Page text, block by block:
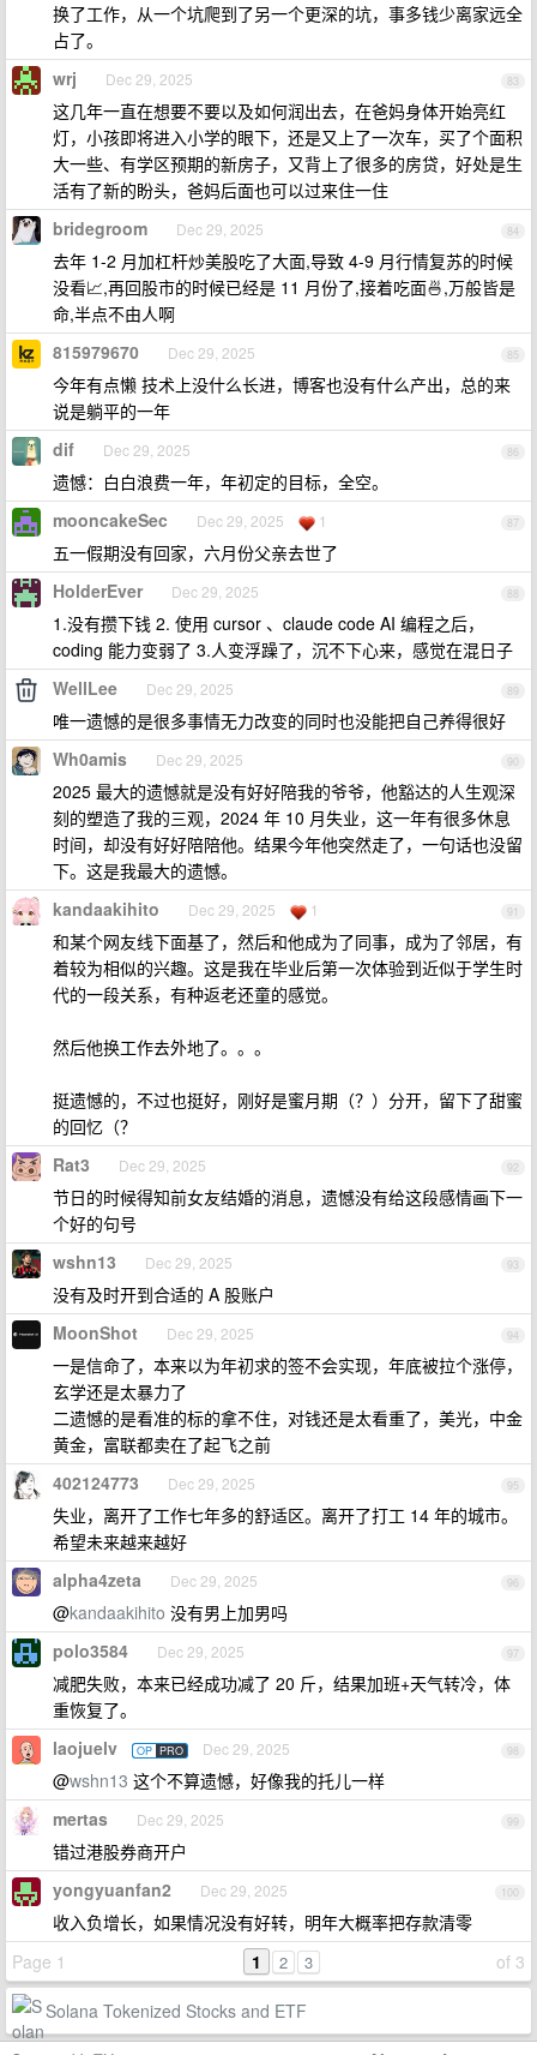
换了工作，从一个坑爬到了另一个更深的坑，事多钱少离家远全
占了。
83
wrj Dec 29, 2025
这几年一直在想要不要以及如何润出去，在爸妈身体开始亮红
灯，小孩即将进入小学的眼下，还是又上了一次车，买了个面积
大一些、有学区预期的新房子，又背上了很多的房贷，好处是生
活有了新的盼头，爸妈后面也可以过来住一住
84
bridegroom Dec 29, 2025
去年 1-2 月加杠杆炒美股吃了大面,导致 4-9 月行情复苏的时候
没看📈,再回股市的时候已经是 11 月份了,接着吃面🍜,万般皆是
命,半点不由人啊
85
815979670 Dec 29, 2025
今年有点懒 技术上没什么长进，博客也没有什么产出，总的来
说是躺平的一年
86
dif Dec 29, 2025
遗憾：白白浪费一年，年初定的目标，全空。
87
mooncakeSec Dec 29, 2025 1
五一假期没有回家，六月份父亲去世了
88
HolderEver Dec 29, 2025
1.没有攒下钱 2. 使用 cursor 、claude code AI 编程之后，
coding 能力变弱了 3.人变浮躁了，沉不下心来，感觉在混日子
89
WellLee Dec 29, 2025
唯一遗憾的是很多事情无力改变的同时也没能把自己养得很好
90
Wh0amis Dec 29, 2025
2025 最大的遗憾就是没有好好陪我的爷爷，他豁达的人生观深
刻的塑造了我的三观，2024 年 10 月失业，这一年有很多休息
时间，却没有好好陪陪他。结果今年他突然走了，一句话也没留
下。这是我最大的遗憾。
91
kandaakihito Dec 29, 2025 1
和某个网友线下面基了，然后和他成为了同事，成为了邻居，有
着较为相似的兴趣。这是我在毕业后第一次体验到近似于学生时
代的一段关系，有种返老还童的感觉。
然后他换工作去外地了。。。
挺遗憾的，不过也挺好，刚好是蜜月期（？）分开，留下了甜蜜
的回忆（？
92
Rat3 Dec 29, 2025
节日的时候得知前女友结婚的消息，遗憾没有给这段感情画下一
个好的句号
93
wshn13 Dec 29, 2025
没有及时开到合适的 A 股账户
94
MoonShot Dec 29, 2025
一是信命了，本来以为年初求的签不会实现，年底被拉个涨停，
玄学还是太暴力了
二遗憾的是看准的标的拿不住，对钱还是太看重了，美光，中金
黄金，富联都卖在了起飞之前
95
402124773 Dec 29, 2025
失业，离开了工作七年多的舒适区。离开了打工 14 年的城市。
希望未来越来越好
96
alpha4zeta Dec 29, 2025
@kandaakihito 没有男上加男吗
97
polo3584 Dec 29, 2025
减肥失败，本来已经成功减了 20 斤，结果加班+天气转冷，体
重恢复了。
98
laojuelv OP PRO Dec 29, 2025
@wshn13 这个不算遗憾，好像我的托儿一样
99
mertas Dec 29, 2025
错过港股券商开户
100
yongyuanfan2 Dec 29, 2025
收入负增长，如果情况没有好转，明年大概率把存款清零
Page 1
of 3
1 2 3
Solana Tokenized Stocks and ETF